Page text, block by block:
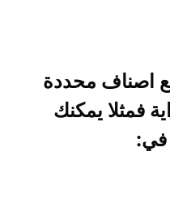
اصناف محددة
فمثلا يمكنك
في: